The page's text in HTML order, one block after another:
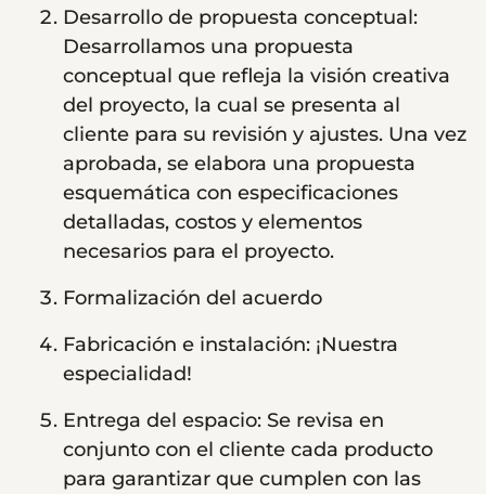
Desarrollo de propuesta conceptual:
Desarrollamos una propuesta
conceptual que refleja la visión creativa
del proyecto, la cual se presenta al
cliente para su revisión y ajustes. Una vez
aprobada, se elabora una propuesta
esquemática con especificaciones
detalladas, costos y elementos
necesarios para el proyecto.
Formalización del acuerdo
Fabricación e instalación: ¡Nuestra
especialidad!
Entrega del espacio: Se revisa en
conjunto con el cliente cada producto
para garantizar que cumplen con las